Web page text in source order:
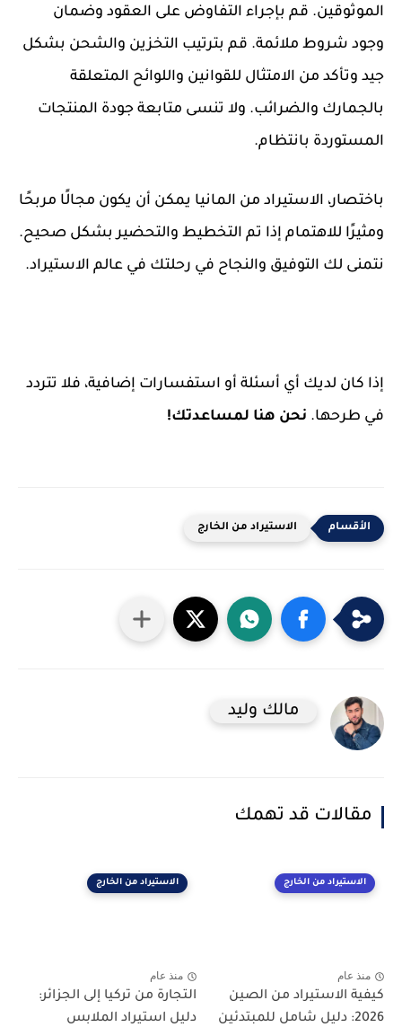
الموثوقين. قم بإجراء التفاوض على العقود وضمان
وجود شروط ملائمة. قم بترتيب التخزين والشحن بشكل
جيد وتأكد من الامتثال للقوانين واللوائح المتعلقة
بالجمارك والضرائب. ولا تنسى متابعة جودة المنتجات
المستوردة بانتظام.
باختصار، الاستيراد من المانيا يمكن أن يكون مجالًا مربحًا
ومثيرًا للاهتمام إذا تم التخطيط والتحضير بشكل صحيح.
نتمنى لك التوفيق والنجاح في رحلتك في عالم الاستيراد.
إذا كان لديك أي أسئلة أو استفسارات إضافية، فلا تتردد
في طرحها. نحن هنا لمساعدتك!
الاستيراد من الخارج
مالك وليد
مقالات قد تهمك
الاستيراد من الخارج
منذ عام
كيفية الاستيراد من الصين
2026: دليل شامل للمبتدئين
الاستيراد من الخارج
منذ عام
التجارة من تركيا إلى الجزائر:
دليل استيراد الملابس